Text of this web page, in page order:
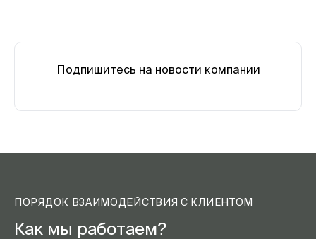
Подпишитесь на новости компании
ПОРЯДОК ВЗАИМОДЕЙСТВИЯ С КЛИЕНТОМ
Как мы работаем?